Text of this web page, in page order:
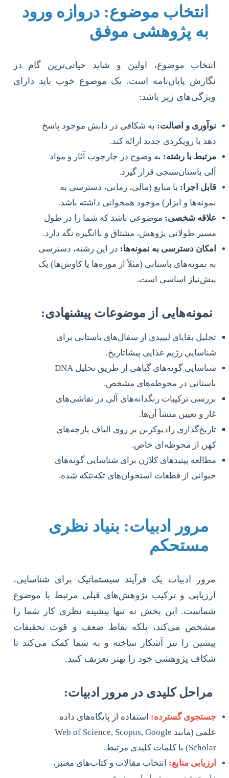
انتخاب موضوع: دروازه ورود
به پژوهشی موفق
انتخاب موضوع، اولین و شاید حیاتی‌ترین گام در
نگارش پایان‌نامه است. یک موضوع خوب باید دارای
ویژگی‌های زیر باشد:
نوآوری و اصالت: به شکافی در دانش موجود پاسخ
دهد یا رویکردی جدید ارائه کند.
مرتبط با رشته: به وضوح در چارچوب آثار و مواد
آلی باستان‌سنجی قرار گیرد.
قابل اجرا: با منابع (مالی، زمانی، دسترسی به
نمونه‌ها و ابزار) موجود همخوانی داشته باشد.
علاقه شخصی: موضوعی باشد که شما را در طول
مسیر طولانی پژوهش، مشتاق و باانگیزه نگه دارد.
امکان دسترسی به نمونه‌ها: در این رشته، دسترسی
به نمونه‌های باستانی (مثلاً از موزه‌ها یا کاوش‌ها) یک
پیش‌نیاز اساسی است.
نمونه‌هایی از موضوعات پیشنهادی:
تحلیل بقایای لیپیدی از سفال‌های باستانی برای
شناسایی رژیم غذایی پیشاتاریخ.
شناسایی گونه‌های گیاهی از طریق تحلیل DNA
باستانی در محوطه‌های مشخص.
بررسی ترکیبات رنگدانه‌های آلی در نقاشی‌های
غار و تعیین منشأ آن‌ها.
تاریخ‌گذاری رادیوکربن بر روی الیاف پارچه‌های
کهن از محوطه‌ای خاص.
مطالعه پپتیدهای کلاژن برای شناسایی گونه‌های
حیوانی از قطعات استخوان‌های تکه‌تتکه شده.
مرور ادبیات: بنیاد نظری
مستحکم
مرور ادبیات یک فرآیند سیستماتیک برای شناسایی،
ارزیابی و ترکیب پژوهش‌های قبلی مرتبط با موضوع
شماست. این بخش نه تنها پیشینه نظری کار شما را
مشخص می‌کند، بلکه نقاط ضعف و قوت تحقیقات
پیشین را نیز آشکار ساخته و به شما کمک می‌کند تا
شکاف پژوهشی خود را بهتر تعریف کنید.
مراحل کلیدی در مرور ادبیات:
جستجوی گسترده: استفاده از پایگاه‌های داده
علمی (مانند Web of Science, Scopus, Google
Scholar) با کلمات کلیدی مرتبط.
ارزیابی منابع: انتخاب مقالات و کتاب‌های معتبر،